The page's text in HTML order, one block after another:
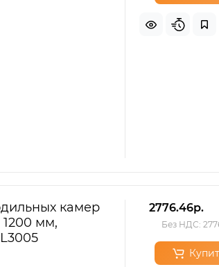
камер
мм,
2776.46р.
Без НДС: